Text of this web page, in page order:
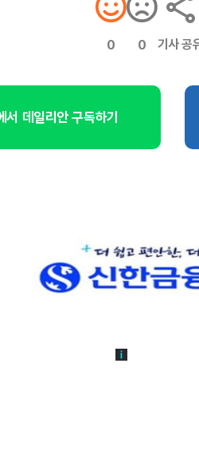
0 0 기사 공
서 데일리안 구독하기